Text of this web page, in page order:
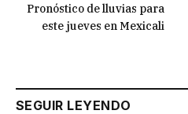
Pronóstico de lluvias para
este jueves en Mexicali
SEGUIR LEYENDO